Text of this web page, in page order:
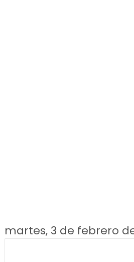
martes, 3 de febrero